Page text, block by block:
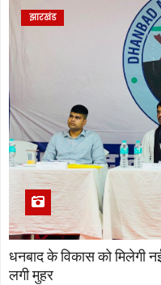
झारखंड
धनबाद के विकास को मिलेगी
लगी मुहर